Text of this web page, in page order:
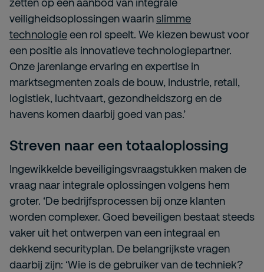
zetten op een aanbod van integrale
veiligheidsoplossingen waarinslimme
technologieeen rol speelt. We kiezen bewust voor
een positie als innovatieve technologiepartner.
Onze jarenlange ervaring en expertise in
marktsegmenten zoals de bouw, industrie, retail,
logistiek, luchtvaart, gezondheidszorg en de
havens komen daarbij goed van pas.’
Streven naar een totaaloplossing
Ingewikkelde beveiligingsvraagstukken maken de
vraag naar integrale oplossingen volgens hem
groter. ‘De bedrijfsprocessen bij onze klanten
worden complexer. Goed beveiligen bestaat steeds
vaker uit het ontwerpen van een integraal en
dekkend securityplan. De belangrijkste vragen
daarbij zijn: ‘Wie is de gebruiker van de techniek?